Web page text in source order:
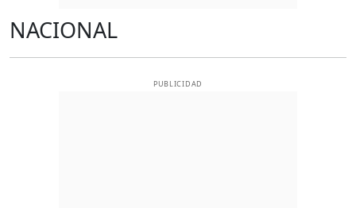
NACIONAL
PUBLICIDAD